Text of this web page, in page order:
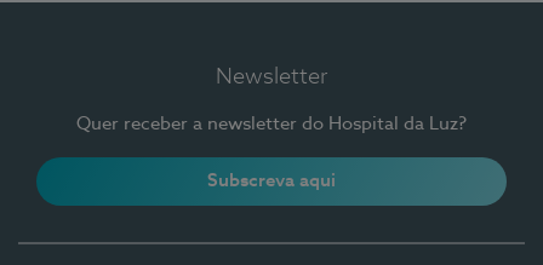
Newsletter
Quer receber a newsletter do Hospital da Luz?
Subscreva aqui